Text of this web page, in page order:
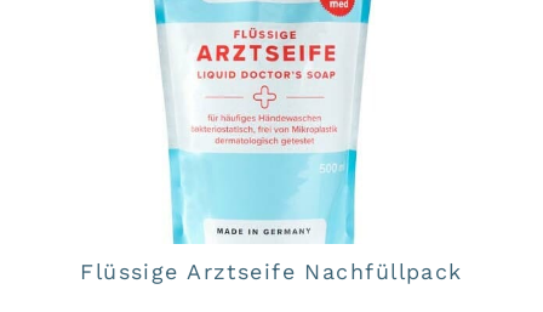
Flüssige Arztseife Nachfüllpack